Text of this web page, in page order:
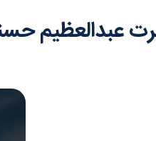
عبدالعظیم